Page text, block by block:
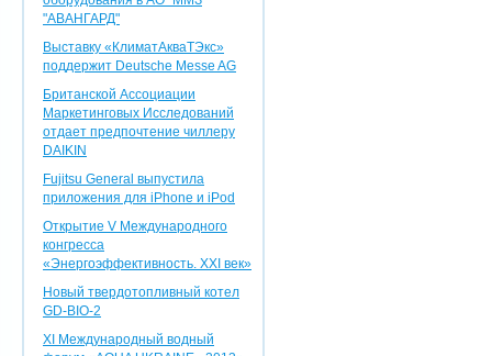
"АВАНГАРД"
Выставку «КлиматАкваТЭкс»
поддержит Deutsche Messe AG
Британской Ассоциации
Маркетинговых Исследований
отдает предпочтение чиллеру
DAIKIN
Fujitsu General выпустила
приложения для iPhone и iPod
Открытие V Международного
конгресса
«Энергоэффективность. XXI век»
Новый твердотопливный котел
GD-BIO-2
XI Международный водный